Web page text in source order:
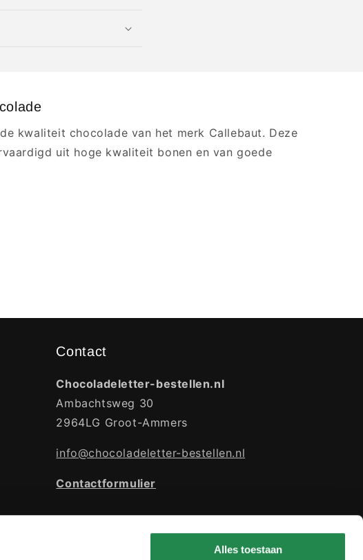
Alles toestaan
kwaliteit chocolade van het merk Callebaut. Deze
uit hoge kwaliteit bonen en van goede
Contact
Chocoladeletter-bestellen.nl
Ambachtsweg 30
2964LG Groot-Ammers
info@chocoladeletter-bestellen.nl
Contactformulier